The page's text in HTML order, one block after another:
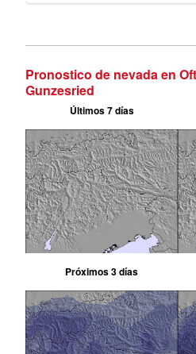
Pronostico de nevada en
Gunzesried
Últimos 7 días
Próximos 3 días